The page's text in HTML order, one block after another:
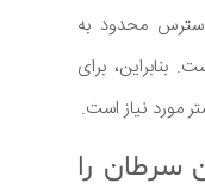
محدود به
بنابراین، برای
مورد نیاز است.
سرطان را